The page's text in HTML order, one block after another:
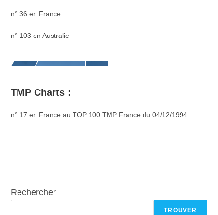
n° 36 en France
n° 103 en Australie
TMP Charts :
n° 17 en France au TOP 100 TMP France du 04/12/1994
Rechercher
TROUVER